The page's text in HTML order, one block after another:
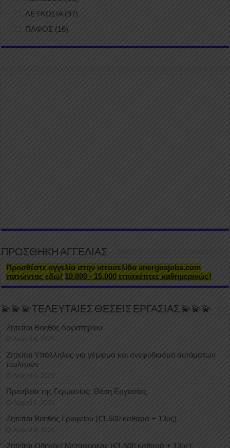
ΛΕΥΚΩΣΙΑ (97)
ΠΑΦΟΣ (16)
ΠΡΟΣΘΗΚΗ ΑΓΓΕΛΙΑΣ
Προσθέστε αγγελία στην ιστοσελίδα anergosjobs.com
πατώντας εδώ! 10.000 - 15.000 επισκέπτες καθημερινώς!
💫💫💫ΤΕΛΕΥΤΑΙΕΣ ΘΕΣΕΙΣ ΕΡΓΑΣΙΑΣ 💫💫💫
Ζητείται Βοηθός Λογιστηρίου
August 6, 2026
Ζητείται Υπάλληλος για γέμισμα και ανεφοδιασμό αυτόματων
πωλητών
August 6, 2026
Πρεσβεία της Γερμανίας: Θέση Εργασίας
August 6, 2026
Ζητείται Βοηθός Γραφείου (€1.500 καθαρά + 13ος)
August 6, 2026
Ζητείται Οδηγός/ Μεταφορέας (€1.500 καθαρά + 13ος)